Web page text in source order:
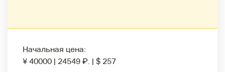
Начальная цена:
¥ 40000 | 24549 ₽ | $ 257